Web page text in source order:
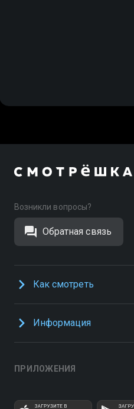
Возникли вопросы?
Обратная связь
Как смотреть
Информация
ПРИЛОЖЕНИЯ